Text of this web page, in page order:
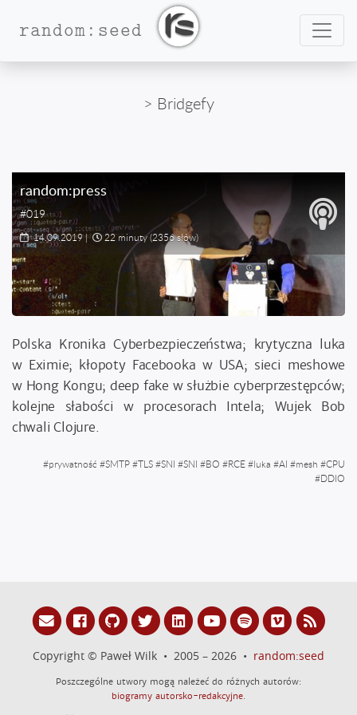
random:seed
> Bridgefy
random:press
#019
14.09.2019| 22 minuty(2356 słów)
Polska Kronika Cyberbezpieczeństwa; krytyczna luka
w Eximie; kłopoty Facebooka w USA; sieci meshowe
w Hong Kongu; deep fake w służbie cyberprzestępców;
kolejne słabości w procesorach Intela; Wujek Bob
chwali Clojure.
#prywatność #SMTP#TLS#SNI #SNI #BO #RCE#luka #AI #mesh #CPU
#DDIO
Copyright © Paweł Wilk • 2005 – 2026 • random:seed
Poszczególne utwory mogą należeć do różnych autorów:
biogramy autorsko-redakcyjne